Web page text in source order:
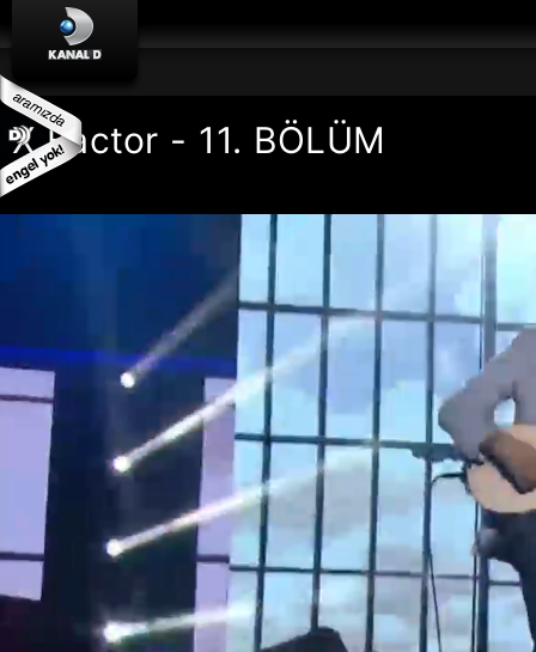
X Factor - 11. BÖLÜM